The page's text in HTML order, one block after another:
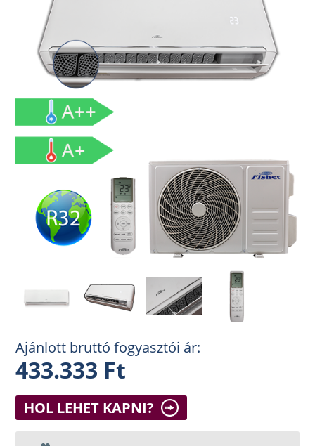
Ajánlott bruttó fogyasztói ár:
433.333 Ft
HOL LEHET KAPNI?